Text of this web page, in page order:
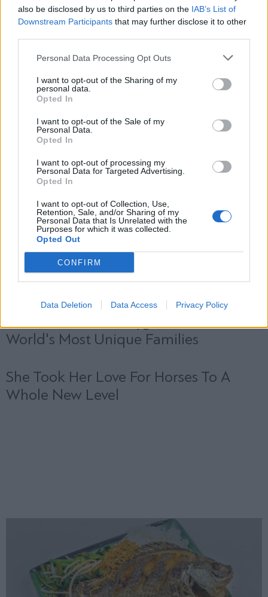
also be disclosed by us to third parties on the IAB’s List of
Downstream Participants that may further disclose it to other
Personal Data Processing Opt Outs
I want to opt-out of the Sharing of my
personal data.
Opted In
I want to opt-out of the Sale of my
Personal Data.
Opted In
I want to opt-out of processing my
Personal Data for Targeted Advertising.
Opted In
I want to opt-out of Collection, Use,
Retention, Sale, and/or Sharing of my
Personal Data that Is Unrelated with the
Purposes for which it was collected.
Opted Out
CONFIRM
Data Deletion Data Access Privacy Policy
Εγγραφή στο newsletter
Αποδέχομαι τους
και την πολιτική απορρήτου
X